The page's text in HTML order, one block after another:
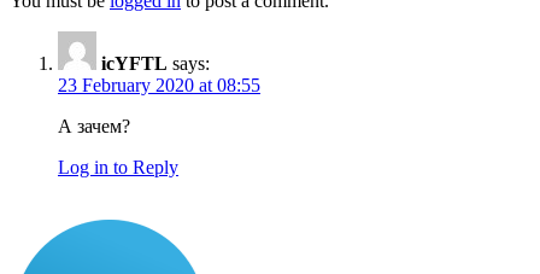
icYFTL says:
23 February 2020 at 08:55
А зачем?
Log in to Reply